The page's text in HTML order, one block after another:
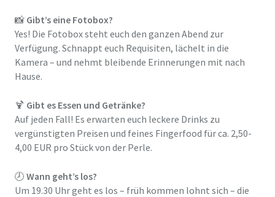
📸Gibt’s eine Fotobox?
Yes! Die Fotobox steht euch den ganzen Abend zur
Verfügung. Schnappt euch Requisiten, lächelt in die
Kamera – und nehmt bleibende Erinnerungen mit nach
Hause.
🍹 Gibt es Essen und Getränke?
Auf jeden Fall! Es erwarten euch leckere Drinks zu
vergünstigten Preisen und feines Fingerfood für ca. 2,50-
4,00 EUR pro Stück von der Perle.
🕗 Wann geht’s los?
Um 19.30 Uhr geht es los – früh kommen lohnt sich – die